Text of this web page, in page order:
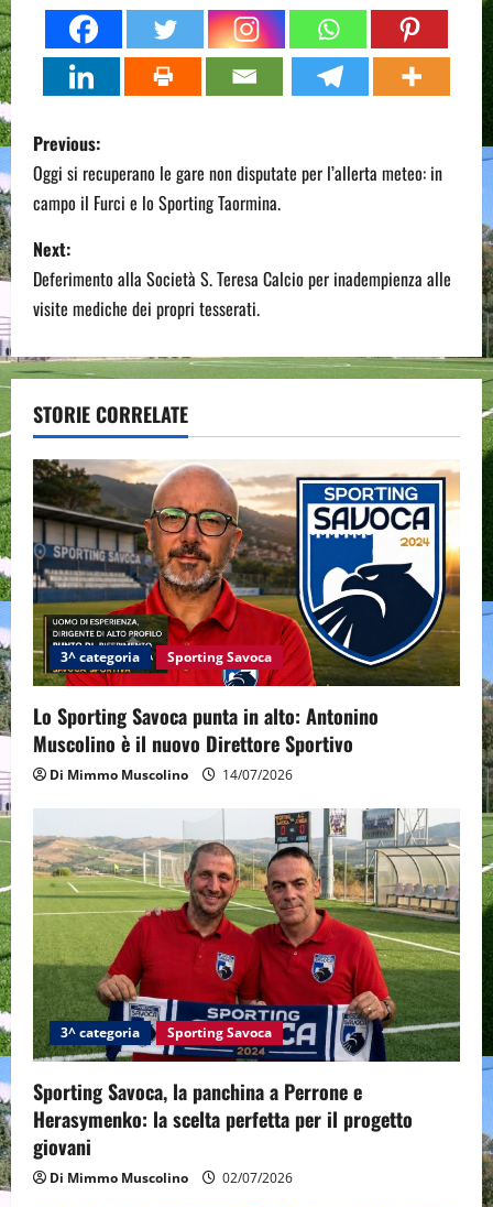
P
o
s
t
n
a
v
i
g
a
t
i
o
n
Previous:
Oggi si recuperano le gare non disputate per l’allerta meteo: in
campo il Furci e lo Sporting Taormina.
Next:
Deferimento alla Società S. Teresa Calcio per inadempienza alle
visite mediche dei propri tesserati.
STORIE CORRELATE
3^ categoria Sporting Savoca
Lo Sporting Savoca punta in alto: Antonino
Muscolino è il nuovo Direttore Sportivo
Di Mimmo Muscolino 14/07/2026
3^ categoria Sporting Savoca
Sporting Savoca, la panchina a Perrone e
Herasymenko: la scelta perfetta per il progetto
giovani
Di Mimmo Muscolino 02/07/2026